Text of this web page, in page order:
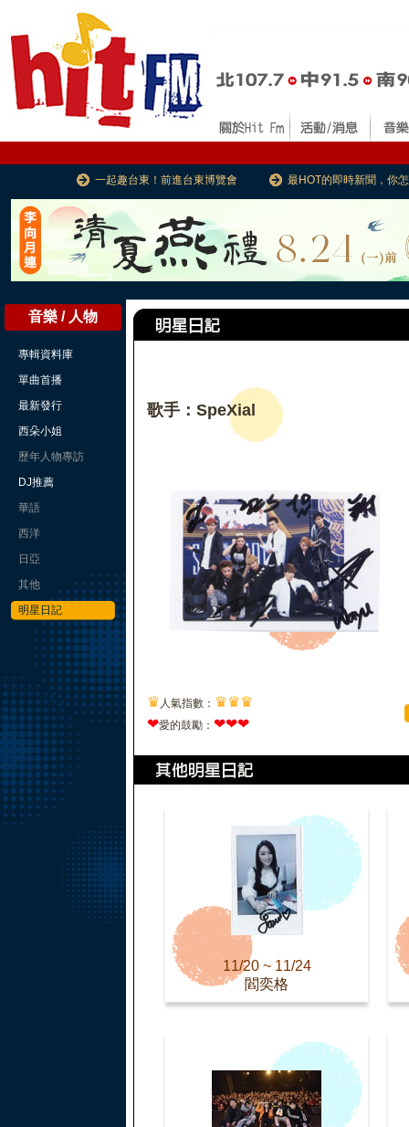
一起趣台東！前進台東博覽會 最HOT的即時新聞，你
音樂 / 人物
專輯資料庫
單曲首播
最新發行
西朵小姐
歷年人物專訪
DJ推薦
華語
西洋
日亞
其他
明星日記
歌手：SpeXial
♛ 人氣指數： ♛♛♛
❤愛的鼓勵： ❤❤❤
11/20 ~ 11/24
閻奕格